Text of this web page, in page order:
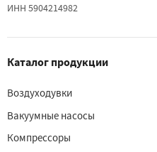
ИНН 5904214982
Каталог продукции
Воздуходувки
Вакуумные насосы
Компрессоры